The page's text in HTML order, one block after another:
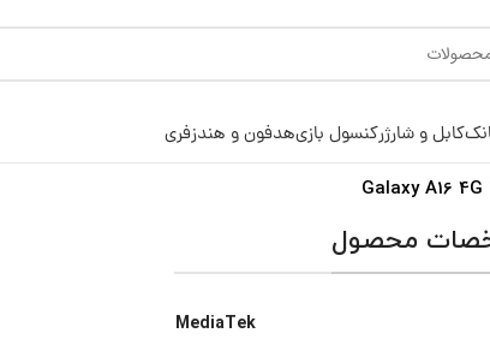
کابل و شارژرکنسول بازیهدفون و هندزفری
Galaxy A16
محصول
MediaTek